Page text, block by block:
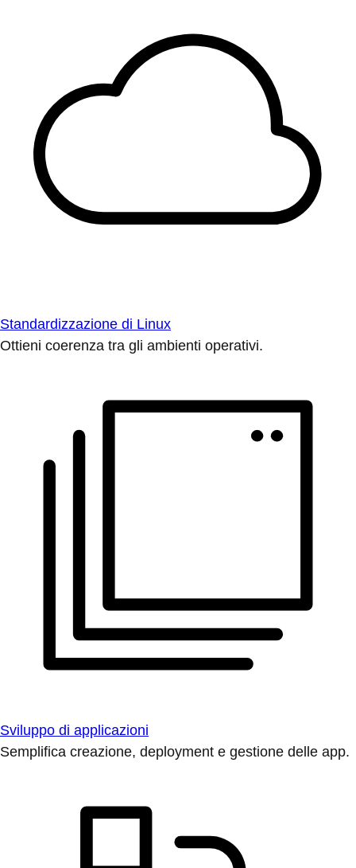
Standardizzazione di Linux
Ottieni coerenza tra gli ambienti operativi.
Sviluppo di applicazioni
Semplifica creazione, deployment e gestione delle app.